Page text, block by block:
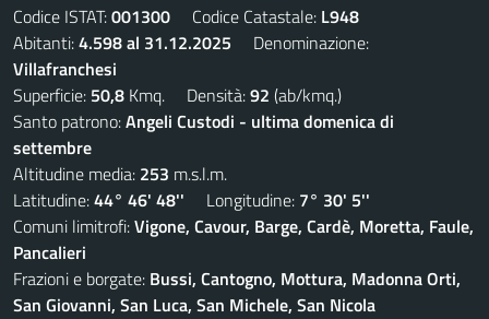
Codice ISTAT:001300 Codice Catastale: L948
Abitanti:4.598 al 31.12.2025 Denominazione:
Villafranchesi
Superficie: 50,8 Kmq. Densità:92 (ab/kmq.)
Santo patrono:Angeli Custodi - ultima domenica di
settembre
Altitudine media: 253 m.s.l.m.
Latitudine:44° 46' 48'' Longitudine: 7° 30' 5''
Comuni limitrofi:Vigone, Cavour, Barge, Cardè, Moretta, Faule,
Pancalieri
Frazioni e borgate: Bussi, Cantogno, Mottura, Madonna Orti,
San Giovanni, San Luca, San Michele, San Nicola